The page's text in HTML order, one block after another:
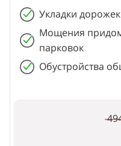
Укладки дорожек
Мощения
парковок
Обустройства